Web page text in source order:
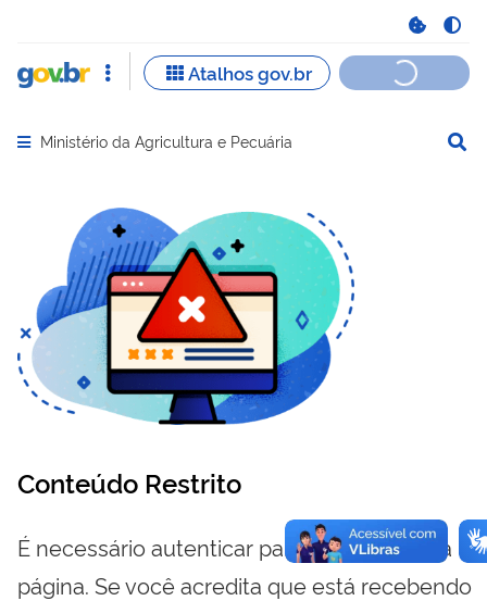
Abrir menu principal de navegação
Ministério da Agricultura e Pecuária
Conteúdo Restrito
É necessário autenticar para visualizar essa
página. Se você acredita que está recebendo